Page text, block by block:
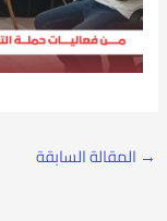
→ المقالة السابقة